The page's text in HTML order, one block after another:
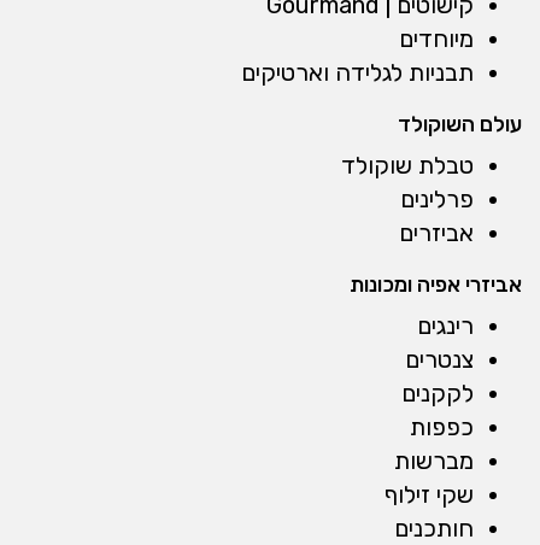
מיוחדים
תבניות לגלידה וארטיקים
עולם השוקולד
טבלת שוקולד
פרלינים
אביזרים
אביזרי אפיה ומכונות
רינגים
צנטרים
לקקנים
כפפות
מברשות
שקי זילוף
חותכנים